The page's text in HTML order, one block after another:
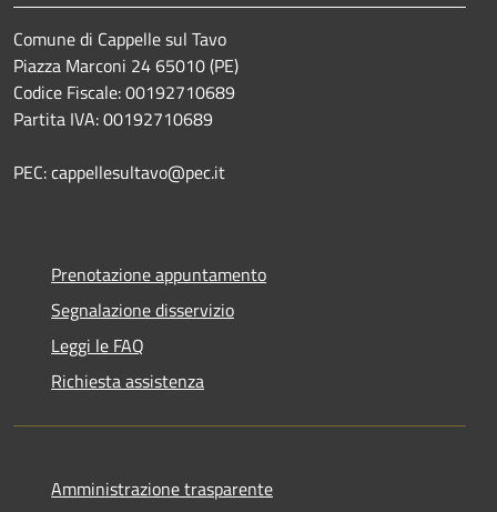
Comune di Cappelle sul Tavo
Piazza Marconi 24 65010 (PE)
Codice Fiscale: 00192710689
Partita IVA: 00192710689
PEC: cappellesultavo@pec.it
Prenotazione appuntamento
Segnalazione disservizio
Leggi le FAQ
Richiesta assistenza
Amministrazione trasparente